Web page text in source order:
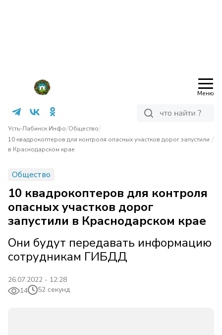
Меню
Усть-Лабинск Инфо/Общество/
10 квадрокоптеров для контроля опасных участков дорог запустили
в Краснодарском крае
/
Общество
10 квадрокоптеров для контроля
опасных участков дорог
запустили в Краснодарском крае
Они будут передавать информацию
сотрудникам ГИБДД
26.07.2022 - 12:28
14
52 секунд